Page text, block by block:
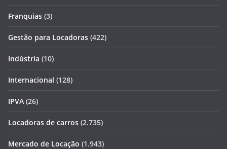
Franquias (3)
Gestão para Locadoras (422)
Indústria (10)
Internacional (128)
IPVA (26)
Locadoras de carros (2.735)
Mercado de Locação (1.943)